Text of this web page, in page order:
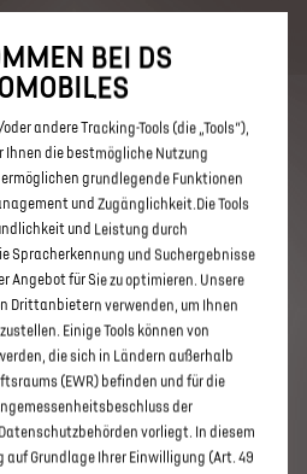
Mehr erfahren >>
ALLE DS 3 UND
NEUWAGEN
ANTRIEB IN
BEI DS
andere Tracking-Tools (die „Tools“),
Ihnen die bestmögliche Nutzung
grundlegende Funktionen
und Zugänglichkeit.Die Tools
und Leistung durch
Spracherkennung und Suchergebnisse
Angebot für Sie zu optimieren. Unsere
Drittanbietern verwenden, um Ihnen
Einige Tools können von
die sich in Ländern außerhalb
(EWR) befinden und für die
der
vorliegt. In diesem
Grundlage Ihrer Einwilligung (Art. 49